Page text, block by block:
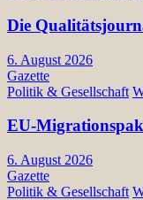
Die
6. August 2026
Gazette
Politik & Gesellschaft
EU-
6. August 2026
Gazette
Politik & Gesellschaft